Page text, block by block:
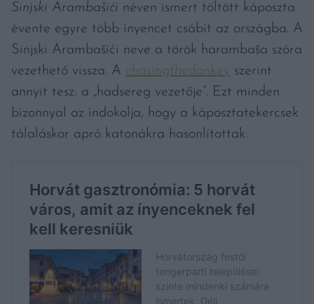
Sinjski Arambašići néven ismert töltött káposzta
évente egyre több ínyencet csábít az országba. A
Sinjski Arambašići neve a török harambaša szóra
vezethető vissza. A chasingthedonkey szerint
annyit tesz: a „hadsereg vezetője”. Ezt minden
bizonnyal az indokolja, hogy a káposztatekercsek
tálaláskor apró katonákra hasonlítottak.